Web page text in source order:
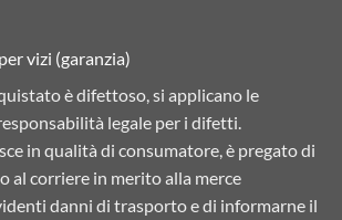
vizi (garanzia)
è difettoso, si applicano le
legale per i difetti.
in qualità di consumatore, è pregato di
al corriere in merito alla merce
danni di trasporto e di informarne il